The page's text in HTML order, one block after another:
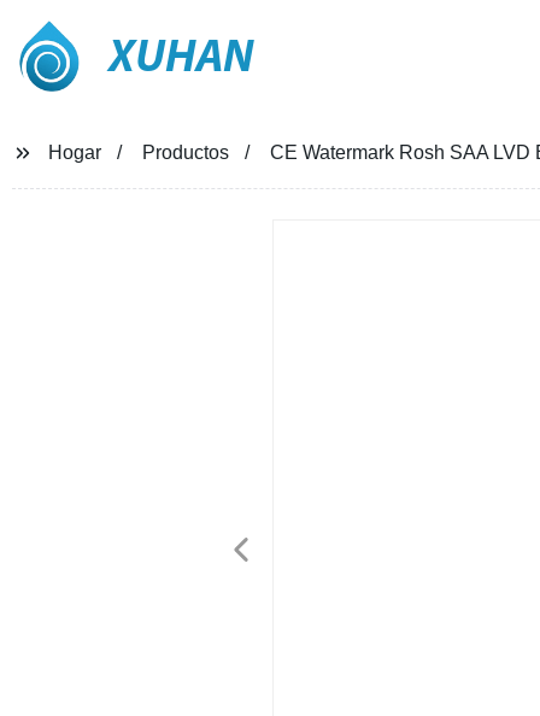
XUHAN
Hogar Productos CE Watermark Rosh SAA